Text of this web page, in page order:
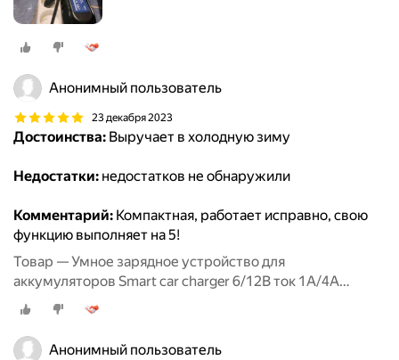
Анонимный пользователь
23 декабря 2023
Достоинства: Выручает в холодную зиму
Недостатки: недостатков не обнаружили
Комментарий: Компактная, работает исправно, свою
функцию выполняет на 5!
Товар — Умное зарядное устройство для
аккумуляторов Smart car charger 6/12В ток 1А/4А
RUNWAY
Анонимный пользователь